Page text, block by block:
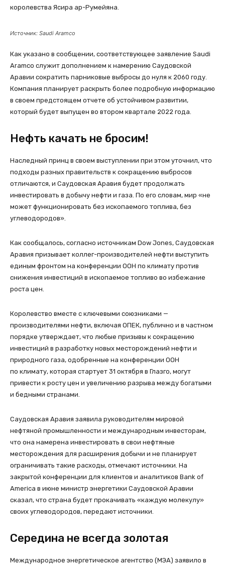
королевства Ясира ар-Румейяна.
Источник: Saudi Aramco
Как указано в сообщении, соответствующее заявление Saudi
Aramco служит дополнением к намерению Саудовской
Аравии сократить парниковые выбросы до нуля к 2060 году.
Компания планирует раскрыть более подробную информацию
в своем предстоящем отчете об устойчивом развитии,
который будет выпущен во втором квартале 2022 года.
Нефть качать не бросим!
Наследный принц в своем выступлении при этом уточнил, что
подходы разных правительств к сокращению выбросов
отличаются, и Саудовская Аравия будет продолжать
инвестировать в добычу нефти и газа. По его словам, мир «не
может функционировать без ископаемого топлива, без
углеводородов».
Как сообщалось, согласно источникам Dow Jones, Саудовская
Аравия призывает коллег-производителей нефти выступить
единым фронтом на конференции ООН по климату против
снижения инвестиций в ископаемое топливо во избежание
роста цен.
Королевство вместе с ключевыми союзниками —
производителями нефти, включая ОПЕК, публично и в частном
порядке утверждает, что любые призывы к сокращению
инвестиций в разработку новых месторождений нефти и
природного газа, одобренные на конференции ООН
по климату, которая стартует 31 октября в Глазго, могут
привести к росту цен и увеличению разрыва между богатыми
и бедными странами.
Саудовская Аравия заявила руководителям мировой
нефтяной промышленности и международным инвесторам,
что она намерена инвестировать в свои нефтяные
месторождения для расширения добычи и не планирует
ограничивать такие расходы, отмечают источники. На
закрытой конференции для клиентов и аналитиков Bank of
America в июне министр энергетики Саудовской Аравии
сказал, что страна будет прокачивать «каждую молекулу»
своих углеводородов, передают источники.
Середина не всегда золотая
Международное энергетическое агентство (МЭА) заявило в